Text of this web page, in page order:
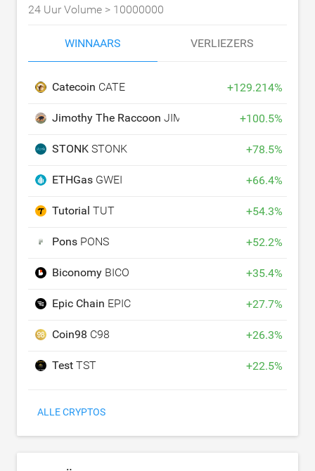
24 Uur Volume > 10000000
WINNAARS VERLIEZERS
Catecoin CATE +129.214%
Jimothy The Raccoon JIMOTHY +100.5%
STONK STONK +78.5%
ETHGas GWEI +66.4%
Tutorial TUT +54.3%
Pons PONS +52.2%
Biconomy BICO +35.4%
Epic Chain EPIC +27.7%
Coin98 C98 +26.3%
Test TST +22.5%
ALLE CRYPTOS